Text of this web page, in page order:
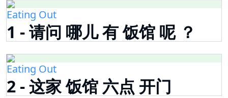
Eating Out
1 - 请问 哪儿 有 饭馆 呢 ？
Eating Out
2 - 这家 饭馆 六点 开门